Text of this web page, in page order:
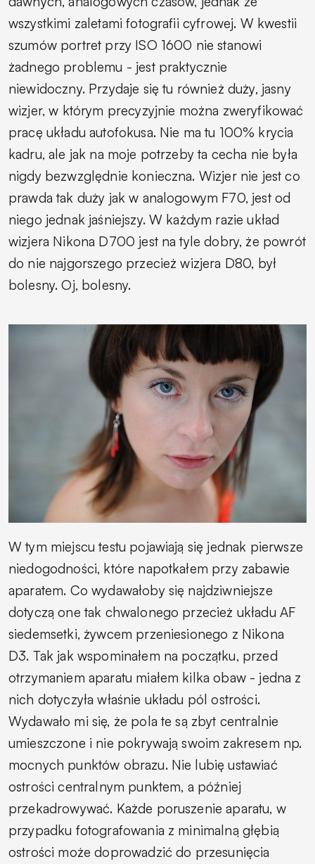
wszystkimi zaletami fotografii cyfrowej. W kwestii
szumów portret przy ISO 1600 nie stanowi
żadnego problemu - jest praktycznie
niewidoczny. Przydaje się tu również duży, jasny
wizjer, w którym precyzyjnie można zweryfikować
pracę układu autofokusa. Nie ma tu 100% krycia
kadru, ale jak na moje potrzeby ta cecha nie była
nigdy bezwzględnie konieczna. Wizjer nie jest co
prawda tak duży jak w analogowym F70, jest od
niego jednak jaśniejszy. W każdym razie układ
wizjera Nikona D700 jest na tyle dobry, że powrót
do nie najgorszego przecież wizjera D80, był
bolesny. Oj, bolesny.
W tym miejscu testu pojawiają się jednak pierwsze
niedogodności, które napotkałem przy zabawie
aparatem. Co wydawałoby się najdziwniejsze
dotyczą one tak chwalonego przecież układu AF
siedemsetki, żywcem przeniesionego z Nikona
D3. Tak jak wspominałem na początku, przed
otrzymaniem aparatu miałem kilka obaw - jedna z
nich dotyczyła właśnie układu pól ostrości.
Wydawało mi się, że pola te są zbyt centralnie
umieszczone i nie pokrywają swoim zakresem np.
mocnych punktów obrazu. Nie lubię ustawiać
ostrości centralnym punktem, a później
przekadrowywać. Każde poruszenie aparatu, w
przypadku fotografowania z minimalną głębią
ostrości może doprowadzić do przesunięcia